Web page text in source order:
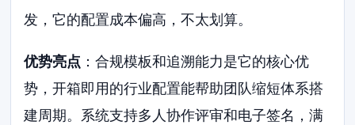
发，它的配置成本偏高，不太划算。
优势亮点 ：合规模板和追溯能力是它的核心优
势，开箱即用的行业配置能帮助团队缩短体系搭
建周期。系统支持多人协作评审和电子签名，满